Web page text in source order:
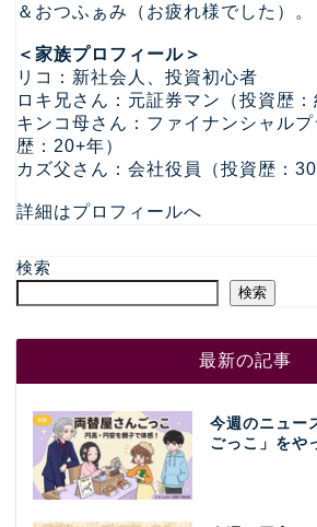
＆おつふぁみ（お疲れ様でした）。
＜家族プロフィール＞
リコ：新社会人、投資初心者
ロキ兄さん：元証券マン（投資歴：
キンコ母さん：ファイナンシャル
歴：20+年）
カズ父さん：会社役員（投資歴：
詳細はプロフィールへ
検索
検索
最新の記事
今週のニュー
ごっこ」をや